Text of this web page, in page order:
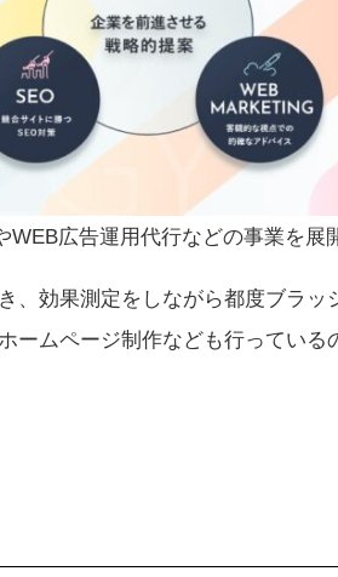
広告運用代行などの事業を展
、効果測定をしながら都度ブラッ
ームページ制作なども行っている